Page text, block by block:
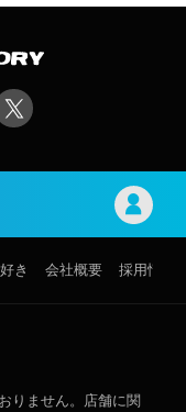
き 会社概要 採用情報
りません。店舗に関